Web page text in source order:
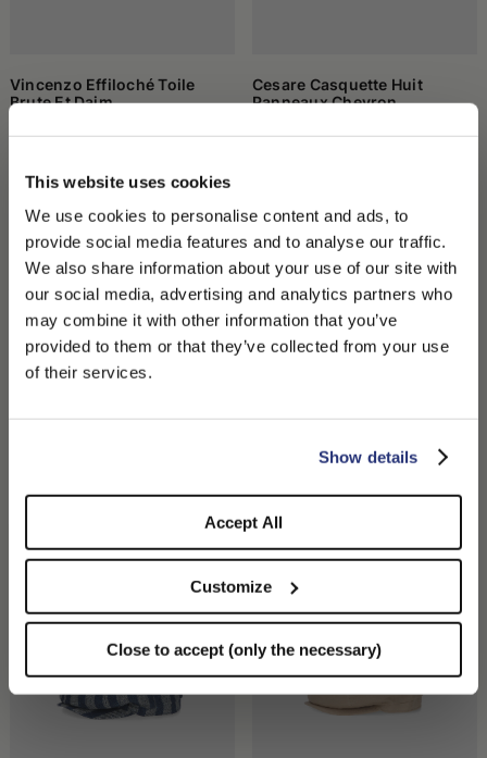
This website uses cookies
We use cookies to personalise content and ads, to
provide social media features and to analyse our traffic.
We also share information about your use of our site with
our social media, advertising and analytics partners who
may combine it with other information that you’ve
provided to them or that they’ve collected from your use
of their services.
Show details
Accept All
Customize
Close to accept (only the necessary)
D'INFORMATION
Inscrivez-vous et recevez immédiatement une
remise de 10% sur votre prochain achat.
promotions) par Borsalino
PLEASE CHOOSE YOUR COUNTRY
We detected that you are browsing from United States, do
STAY HERE
Vincenzo Effiloché Toile
Brute Et Daim
Cesare Casquette Huit
Panneaux Chevron
175,00 € 122,50 €
Parigi Béret Bec De Canard
175,00 € 122,50 €